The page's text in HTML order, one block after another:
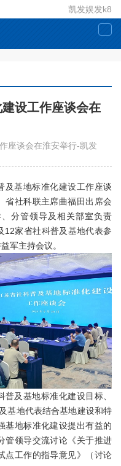
凯发娱发k8
设工作座谈会在
座谈会在淮安举行-凯发
及基地标准化建设工作座谈
省社科联主席曲福田出席会
分管领导及相关部室负责
12家省社科普及基地代表参
军主持会议。
及基地标准化建设目标、
基地代表结合基地建设和特
基地标准化建设提出有益的
管领导交流讨论《关于推进
点工作的指导意见》（讨论